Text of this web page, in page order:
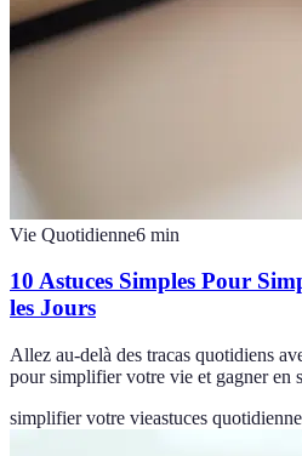
Vie Quotidienne6 min
10 Astuces Simples Pour
les Jours
Allez au-delà des tracas quotidiens
pour simplifier votre vie et gagner en
simplifier votre vieastuces